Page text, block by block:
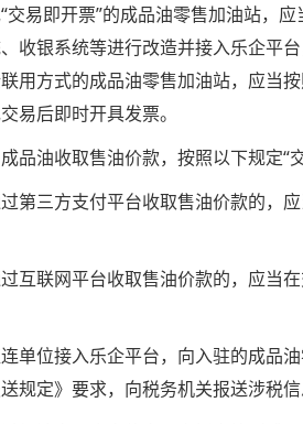
易即开票”的成品油零售加油站，应
收银系统等进行改造并接入乐企平
用方式的成品油零售加油站，应当
易后即时开具发票。
油收取售油价款，按照以下规定“交
三方支付平台收取售油价款的，
联网平台收取售油价款的，应当在
位接入乐企平台，向入驻的成品
规定》要求，向税务机关报送涉税信